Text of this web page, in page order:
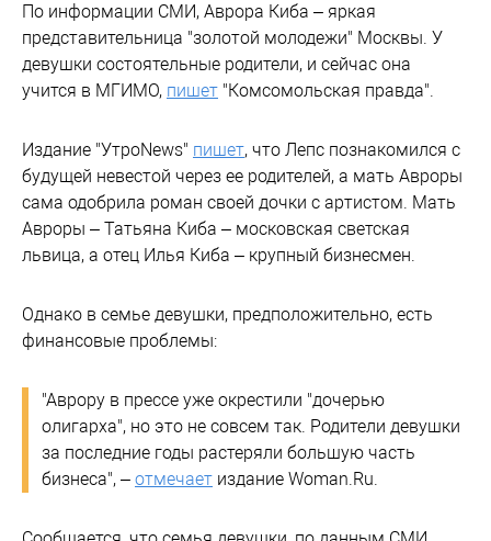
По информации СМИ, Аврора Киба – яркая
представительница "золотой молодежи" Москвы. У
девушки состоятельные родители, и сейчас она
учится в МГИМО, пишет "Комсомольская правда".
Издание "УтроNews" пишет, что Лепс познакомился с
будущей невестой через ее родителей, а мать Авроры
сама одобрила роман своей дочки с артистом. Мать
Авроры – Татьяна Киба – московская светская
львица, а отец Илья Киба – крупный бизнесмен.
Однако в семье девушки, предположительно, есть
финансовые проблемы:
"Аврору в прессе уже окрестили "дочерью
олигарха", но это не совсем так. Родители девушки
за последние годы растеряли большую часть
бизнеса", – отмечает издание Woman.Ru.